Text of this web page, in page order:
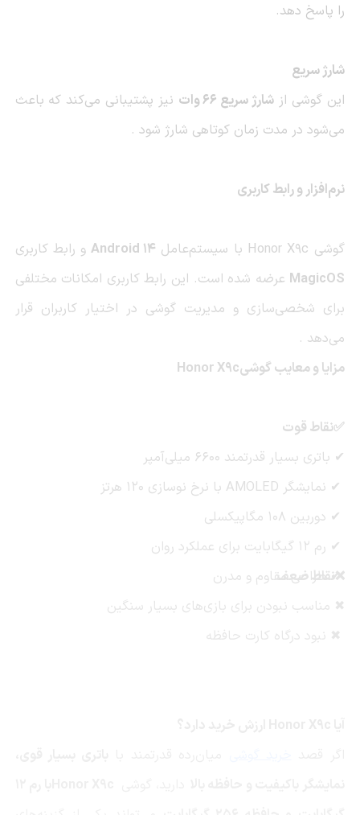
را پاسخ دهد.
شارژ سریع
این گوشی ازشارژ سریع 66 وات
نیز پشتیبانی می‌کند که باعث
می‌شود در مدت زمان کوتاهی شارژ شود.
نرم‌افزار و رابط کاربری
گوشی Honor X9c با سیستم‌عامل Android 14 و رابط کاربری
MagicOS عرضه شده است. این رابط کاربری امکانات مختلفی
برای شخصی‌سازی و مدیریت گوشی در اختیار کاربران قرار
می‌دهد .
مزایا و معایب گوشیHonor X9c
✅نقاط قوت
✔ باتری بسیار قدرتمند 6600 میلی‌آمپر
✔ نمایشگر AMOLED با نرخ نوسازی 120 هرتز
✔ دوربین 108 مگاپیکسلی
✔ رم 12 گیگابایت برای عملکرد روان
✔ طراحی مقاوم و مدرن
❌نقاط ضعف
✖ مناسب نبودن برای بازی‌های بسیار سنگین
✖ نبود درگاه کارت حافظه